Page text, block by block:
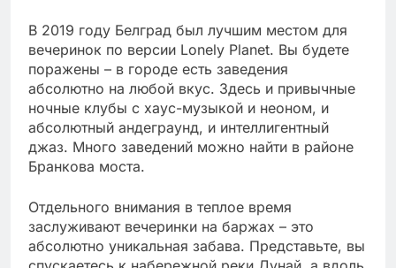
В 2019 году Белград был лучшим местом для
вечеринок по версии Lonely Planet. Вы будете
поражены – в городе есть заведения
абсолютно на любой вкус. Здесь и привычные
ночные клубы с хаус-музыкой и неоном, и
абсолютный андеграунд, и интеллигентный
джаз. Много заведений можно найти в районе
Бранкова моста.
Отдельного внимания в теплое время
заслуживают вечеринки на баржах – это
абсолютно уникальная забава. Представьте, вы